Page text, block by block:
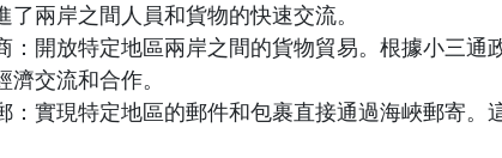
了兩岸之間人員和貨物的快速交流。
：開放特定地區兩岸之間的貨物貿易。根據小三
濟交流和合作。
：實現特定地區的郵件和包裹直接通過海峽郵寄